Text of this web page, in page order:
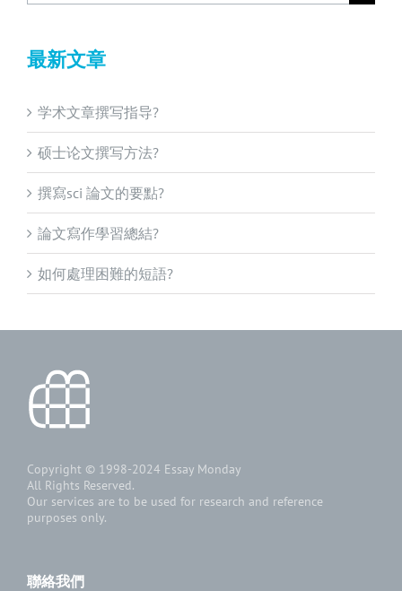
for:
最新文章
学术文章撰写指导?
硕士论文撰写方法?
撰寫sci 論文的要點?
論文寫作學習總結?
如何處理困難的短語?
Copyright © 1998-2024 Essay Monday
All Rights Reserved.
Our services are to be used for research and reference
purposes only.
聯絡我們